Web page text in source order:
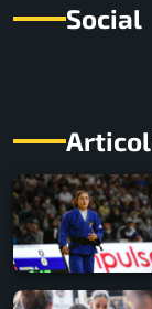
Social